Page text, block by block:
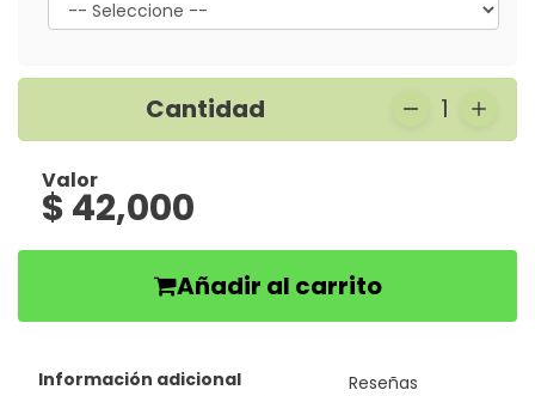
Cantidad 1
Valor
$ 42,000
Añadir al carrito
Información adicional Reseñas